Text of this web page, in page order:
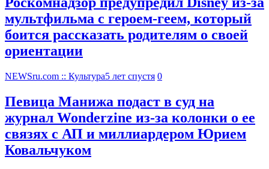
мультфильма c героем-геем, который
боится рассказать родителям о своей
ориентации
NEWSru.com :: Культура5 лет спустя 0
Певица Манижа подаст в суд на
журнал Wonderzine из-за колонки о ее
связях с АП и миллиардером Юрием
Ковальчуком